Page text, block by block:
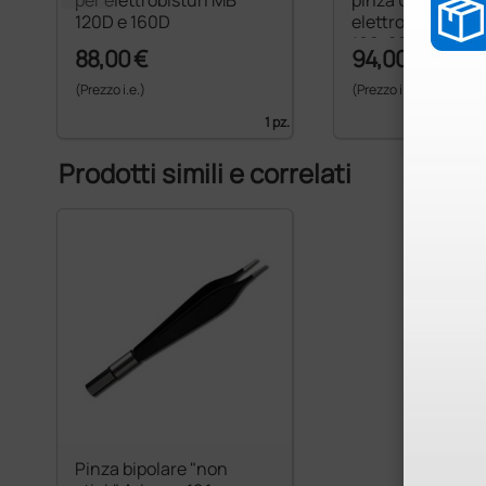
120D e 160D
88,00 €
(Prezzo i.e.)
1 pz.
elettrobisturi MB
160, 200, 202
94,00 €
(Prezzo i.e.)
Prodotti simili e correlati
Pinza bipolare "non